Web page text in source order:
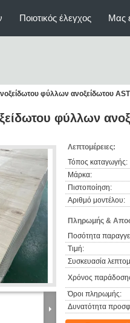
Ποιοτικός έλεγχος Μας
φύλλων ανοξείδωτου
φύλλων
Λεπτομέρειες:
Τόπος καταγωγής:
Μάρκα:
Πιστοποίηση:
Αριθμό μοντέλου:
Πληρωμής &
Ποσότητα
Τιμή:
Συσκευασία
Χρόνος
Όροι πληρωμής:
Δυνατότητα